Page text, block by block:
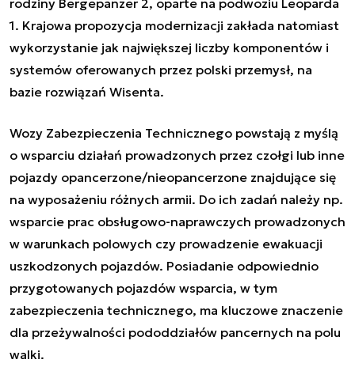
1. Krajowa propozycja modernizacji zakłada natomiast
wykorzystanie jak największej liczby komponentów i
systemów oferowanych przez polski przemysł, na
bazie rozwiązań Wisenta.
Wozy Zabezpieczenia Technicznego powstają z myślą
o wsparciu działań prowadzonych przez czołgi lub inne
pojazdy opancerzone/nieopancerzone znajdujące się
na wyposażeniu różnych armii. Do ich zadań należy np.
wsparcie prac obsługowo-naprawczych prowadzonych
w warunkach polowych czy prowadzenie ewakuacji
uszkodzonych pojazdów. Posiadanie odpowiednio
przygotowanych pojazdów wsparcia, w tym
zabezpieczenia technicznego, ma kluczowe znaczenie
dla przeżywalności pododdziałów pancernych na polu
walki.